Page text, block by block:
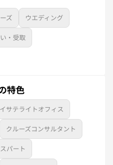
ズ ウエディング
・受取
特色
サテライトオフィス
クルーズコンサルタント
パート